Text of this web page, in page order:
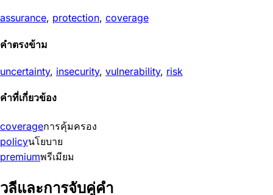
assurance, protection, coverage
คำตรงข้าม
uncertainty, insecurity, vulnerability, risk
คำที่เกี่ยวข้อง
coverageการคุ้มครอง
policyนโยบาย
premiumพรีเมียม
วลีและการจับคู่คำ